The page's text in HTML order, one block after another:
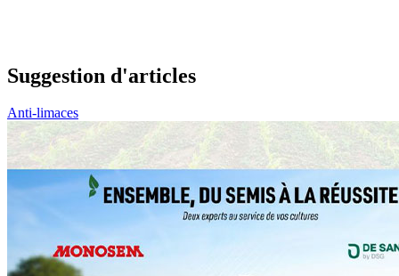
Suggestion d'articles
Anti-limaces